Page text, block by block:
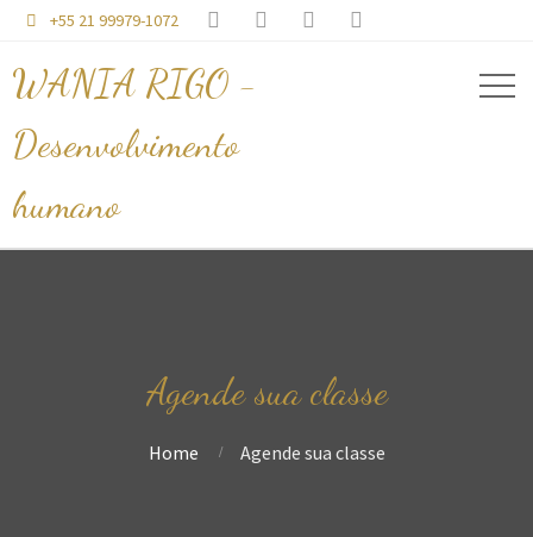
 +55 21 99979-1072    
WANIA RIGO -
Desenvolvimento
humano
Agende sua classe
Home Agende sua classe